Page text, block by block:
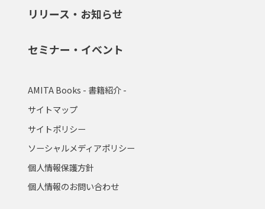
リリース・お知らせ
セミナー・イベント
AMITA Books - 書籍紹介 -
サイトマップ
サイトポリシー
ソーシャルメディアポリシー
個人情報保護方針
個人情報のお問い合わせ